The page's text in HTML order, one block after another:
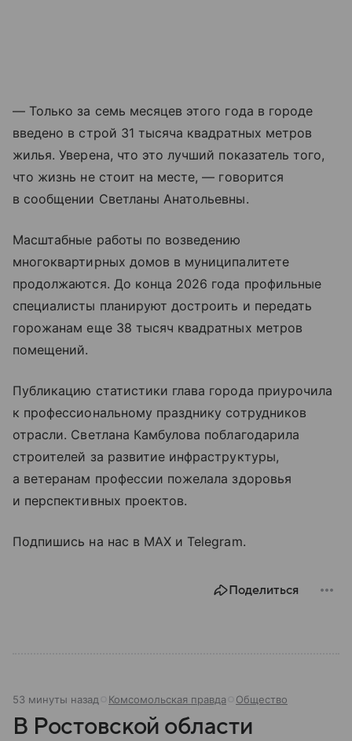
— Только за семь месяцев этого года в городе
введено в строй 31 тысяча квадратных метров
жилья. Уверена, что это лучший показатель того,
что жизнь не стоит на месте, — говорится
в сообщении Светланы Анатольевны.
Масштабные работы по возведению
многоквартирных домов в муниципалитете
продолжаются. До конца 2026 года профильные
специалисты планируют достроить и передать
горожанам еще 38 тысяч квадратных метров
помещений.
Публикацию статистики глава города приурочила
к профессиональному празднику сотрудников
отрасли. Светлана Камбулова поблагодарила
строителей за развитие инфраструктуры,
а ветеранам профессии пожелала здоровья
и перспективных проектов.
Подпишись на нас в MAX и Telegram.
Поделиться
53 минуты назад Комсомольская правда Общество
В Ростовской области